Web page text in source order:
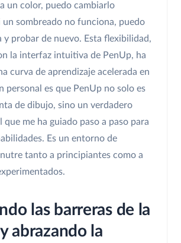
un color, puedo cambiarlo
un sombreado no funciona, puedo
y probar de nuevo. Esta flexibilidad,
la interfaz intuitiva de PenUp, ha
curva de aprendizaje acelerada en
personal es que PenUp no solo es
de dibujo, sino un verdadero
me ha guiado paso a paso para
Es un entorno de
tanto a principiantes como a
las barreras de la
abrazando la